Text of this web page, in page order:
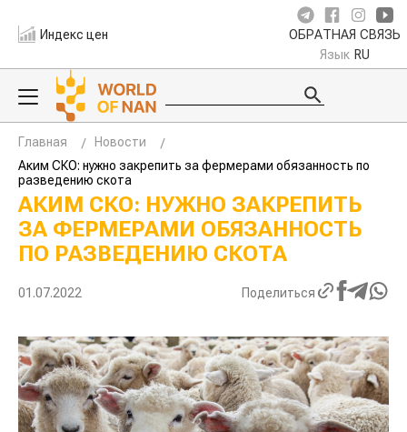
Индекс цен ОБРАТНАЯ СВЯЗЬ
Язык RU
Главная
Новости
Аким СКО: нужно закрепить за фермерами обязанность по
разведению скота
АКИМ СКО: НУЖНО ЗАКРЕПИТЬ
ЗА ФЕРМЕРАМИ ОБЯЗАННОСТЬ
ПО РАЗВЕДЕНИЮ СКОТА
01.07.2022 Поделиться